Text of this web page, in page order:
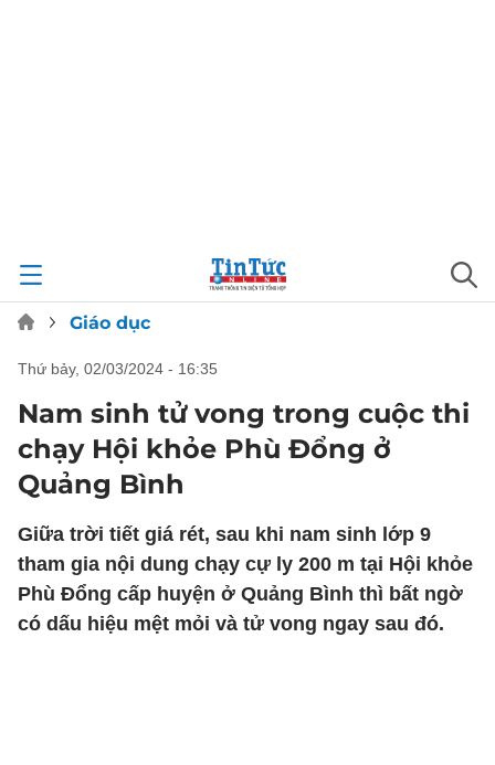
Giáo dục
thứ bảy, 02/03/2024 - 16:35
Nam sinh tử vong trong cuộc thi
chạy Hội khỏe Phù Đổng ở
Quảng Bình
Giữa trời tiết giá rét, sau khi nam sinh lớp 9
tham gia nội dung chạy cự ly 200 m tại Hội khỏe
Phù Đổng cấp huyện ở Quảng Bình thì bất ngờ
có dấu hiệu mệt mỏi và tử vong ngay sau đó.